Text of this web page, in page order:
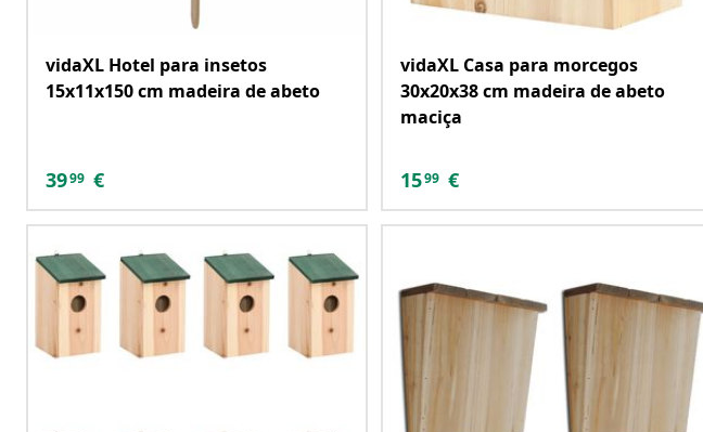
vidaXL Hotel para insetos
15x11x150 cm madeira de abeto
3999 €
vidaXL Casa para morcegos
30x20x38 cm madeira de abeto
maciça
1599 €